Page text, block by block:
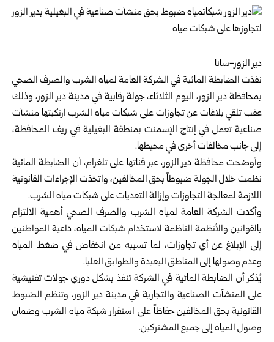
دير الزور-سانا
نفذت الضابطة المائية في الشركة العامة لمياه الشرب والصرف الصحي
بمحافظة دير الزور، اليوم الثلاثاء، جولة رقابية في مدينة دير الزور، وذلك
عقب تلقي بلاغات عن تجاوزات على شبكات مياه الشرب ارتكبتها منشآت
صناعية تعمل في إنتاج الإسمنت بمنطقة البغيلية في ريف المحافظة،
إلى جانب مخالفات أخرى في محيطها.
وأوضحت محافظة دير الزور، عبر قناتها على تلغرام، أن الضابطة المائية
نظمت خلال الجولة ضبوطاً بحق المخالفين، واتخذت الإجراءات القانونية
اللازمة لمعالجة التجاوزات وإزالة التعديات على شبكات مياه الشرب.
وأكدت الشركة العامة لمياه الشرب والصرف الصحي أهمية الالتزام
بالقوانين والأنظمة الناظمة لاستخدام شبكات المياه، داعية المواطنين
إلى الإبلاغ عن أي تجاوزات، لما تسببه من انخفاض في ضغط المياه
وعدم وصولها إلى المناطق البعيدة والطوابق العليا.
يُذكر أن الضابطة المائية في الشركة تنفذ بشكل دوري جولات تفتيشية
على المنشآت الصناعية والتجارية في مدينة دير الزور، وتنظم الضبوط
القانونية بحق المخالفين حفاظاً على استقرار شبكة مياه الشرب وضمان
وصول المياه إلى جميع المشتركين.